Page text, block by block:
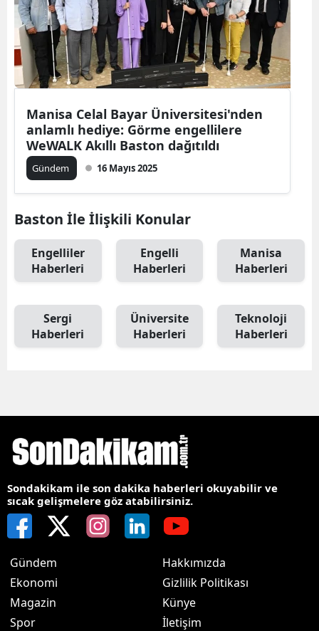
Manisa Celal Bayar Üniversitesi'nden
anlamlı hediye: Görme engellilere
WeWALK Akıllı Baston dağıtıldı
Gündem 16 Mayıs 2025
Baston İle İlişkili Konular
Engelliler
Haberleri
Engelli
Haberleri
Manisa
Haberleri
Sergi
Haberleri
Üniversite
Haberleri
Teknoloji
Haberleri
Sondakikam ile son dakika haberleri okuyabilir ve
sıcak gelişmelere göz atabilirsiniz.
Gündem
Ekonomi
Magazin
Spor
Hakkımızda
Gizlilik Politikası
Künye
İletişim